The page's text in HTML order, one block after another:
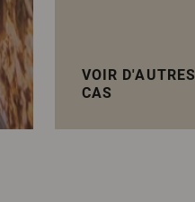
VOIR D'AUTRES
CAS